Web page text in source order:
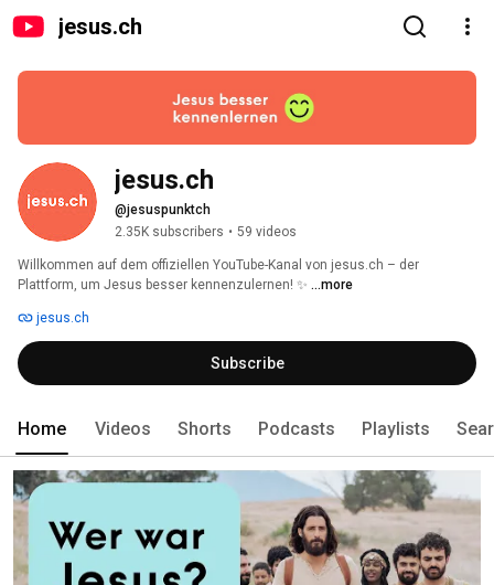
jesus.ch
jesus.ch
@jesuspunktch
2.35K subscribers • 59 videos
Willkommen auf dem offiziellen YouTube-Kanal von jesus.ch – der
Plattform, um Jesus besser kennenzulernen! ✨ ...more
jesus.ch
Subscribe
Home Videos Shorts Podcasts Playlists